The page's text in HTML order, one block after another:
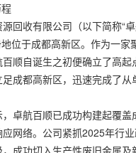
回收有限公司（以下简称“
位于成都高新区。作为一家
顺自诞生之初便确立了高起
成都高新区，迅速完成了从
卓航百顺已成功构建起覆盖
网络。公司紧抓2025年行
成功切入生产性废旧金属及